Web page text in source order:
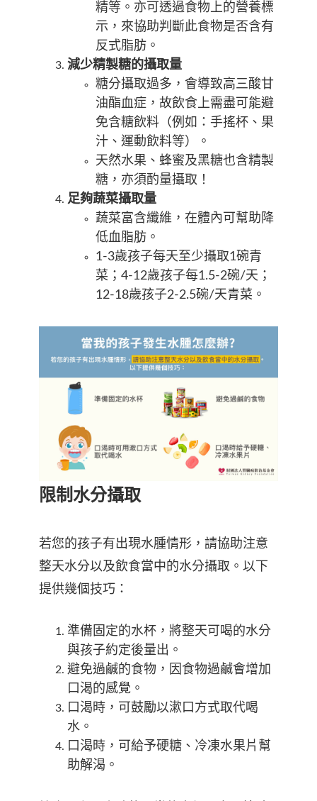
精等。亦可透過食物上的營養標
示，來協助判斷此食物是否含有
反式脂肪。
減少精製糖的攝取量
糖分攝取過多，會導致高三酸甘
油酯血症，故飲食上需盡可能避
免含糖飲料（例如：手搖杯、果
汁、運動飲料等）。
天然水果、蜂蜜及黑糖也含精製
糖，亦須酌量攝取！
足夠蔬菜攝取量
蔬菜富含纖維，在體內可幫助降
低血脂肪。
1-3歲孩子每天至少攝取1碗青
菜；4-12歲孩子每1.5-2碗/天；
12-18歲孩子2-2.5碗/天青菜。
限制水分攝取
若您的孩子有出現水腫情形，請協助注意
整天水分以及飲食當中的水分攝取。以下
提供幾個技巧：
準備固定的水杯，將整天可喝的水分
與孩子約定後量出。
避免過鹹的食物，因食物過鹹會增加
口渴的感覺。
口渴時，可鼓勵以漱口方式取代喝
水。
口渴時，可給予硬糖、冷凍水果片幫
助解渴。